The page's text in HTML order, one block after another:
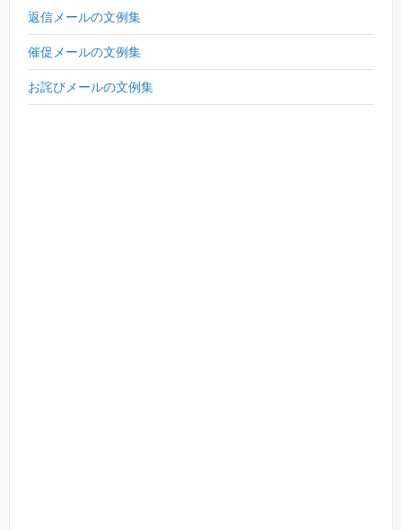
返信メールの文例集
催促メールの文例集
お詫びメールの文例集